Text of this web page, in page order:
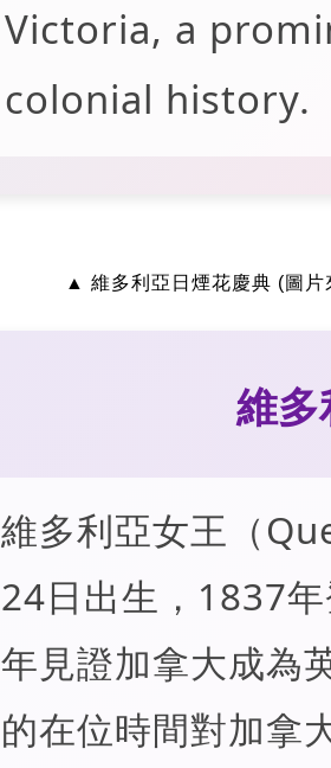
Victoria, a
colonial history.
▲ 維多利亞日煙花慶典 (圖
維
維多利亞女王（
24日出生，1837
年見證加拿大成為
的在位時間對加拿